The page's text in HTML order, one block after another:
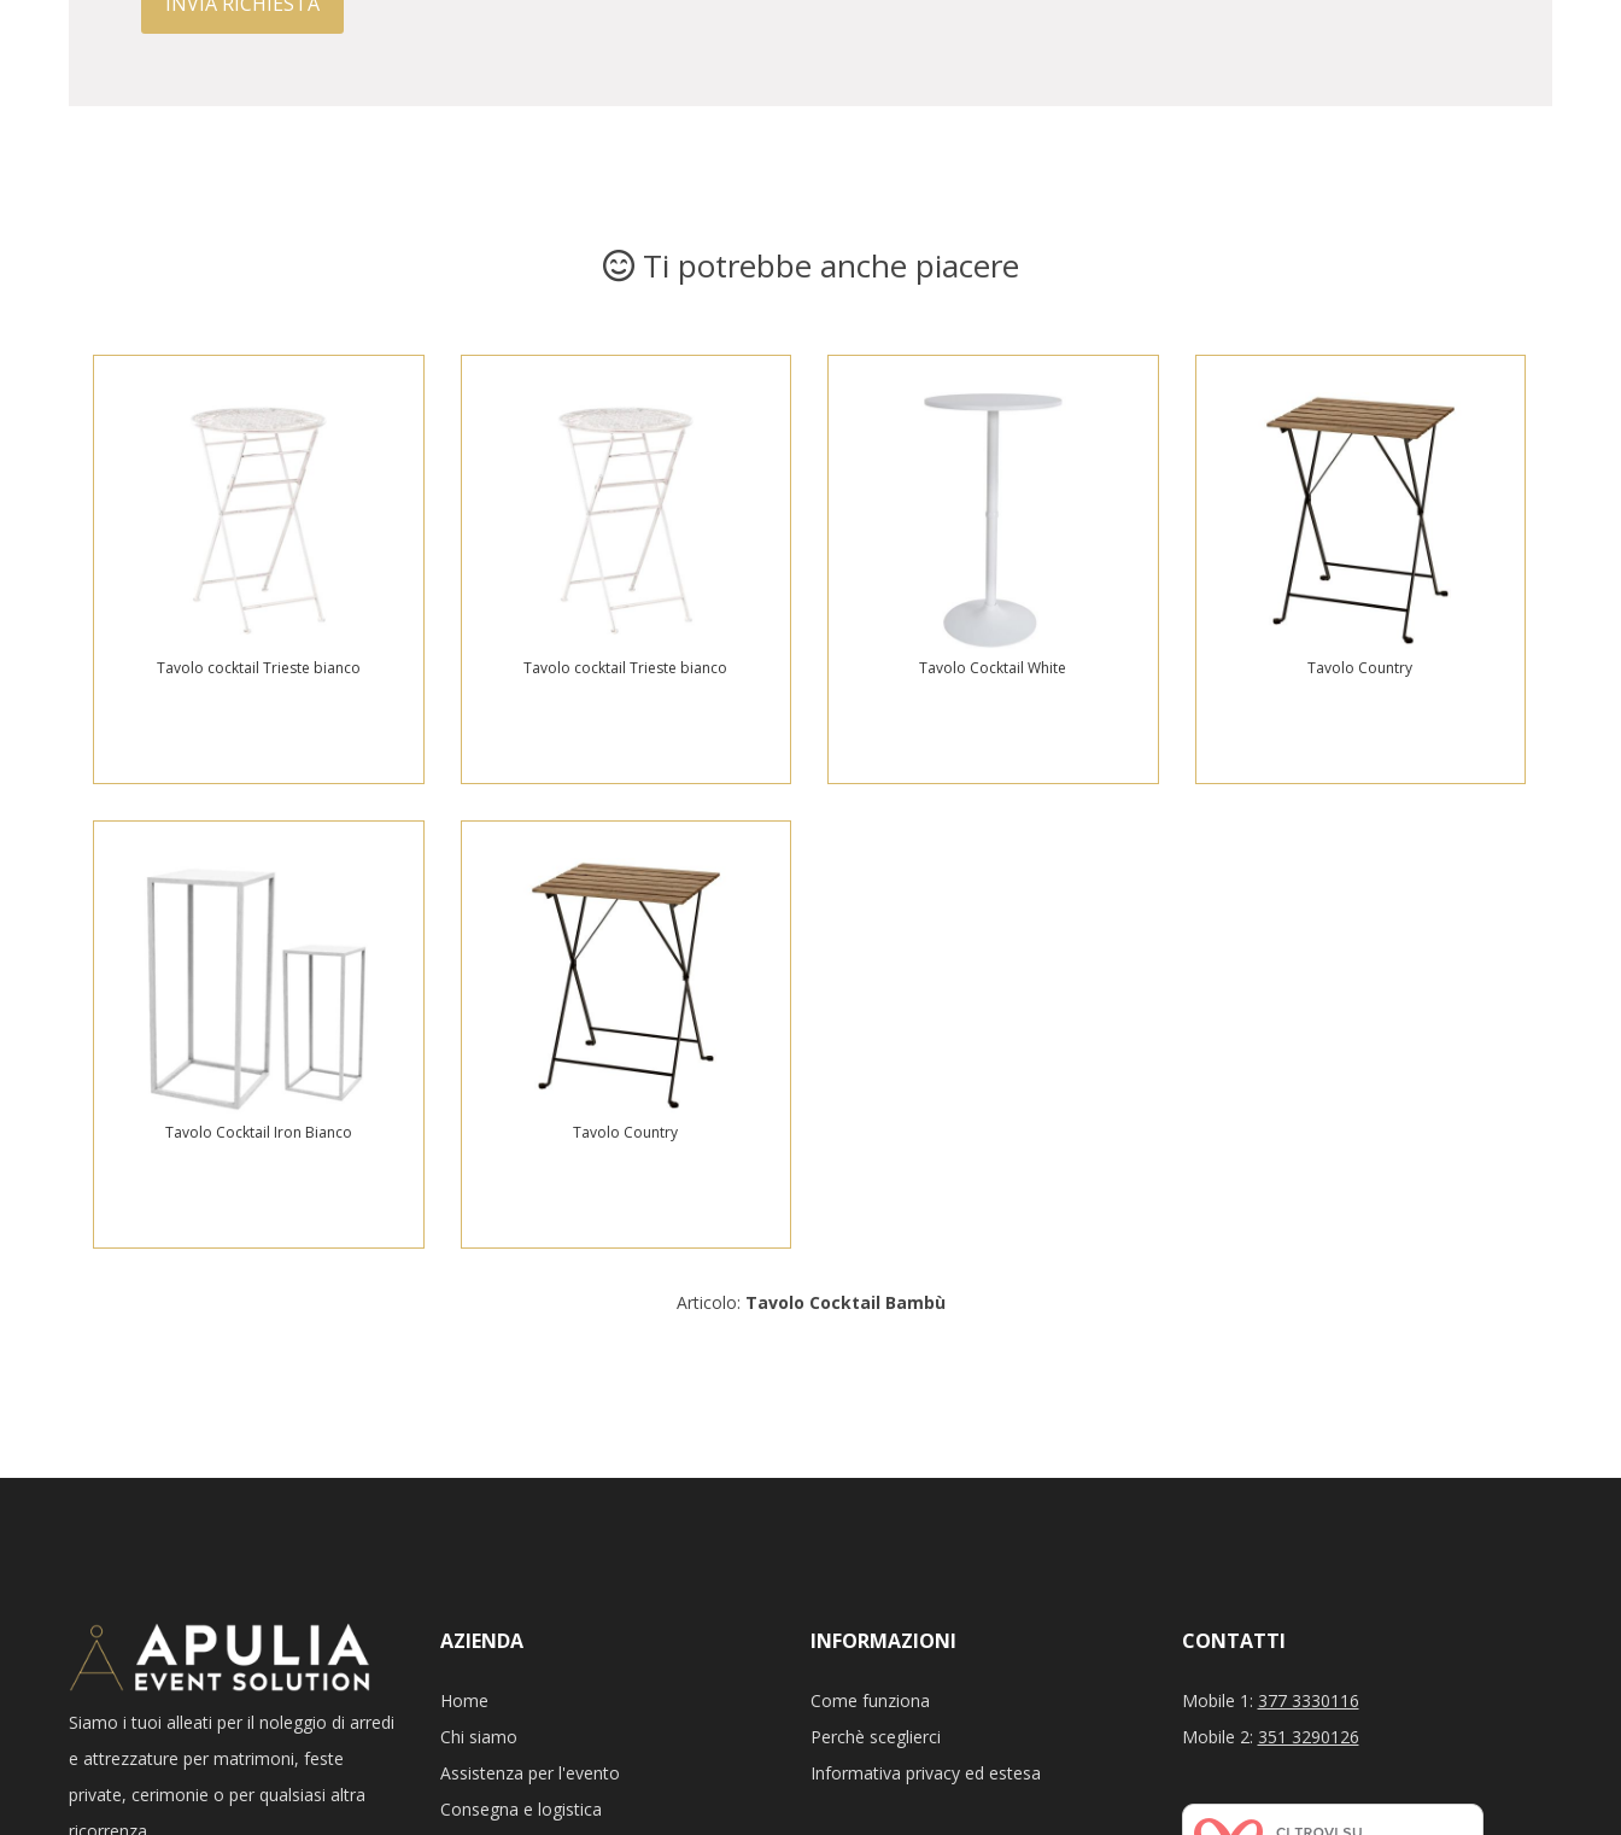
Ti potrebbe anche piacere
Tavolo cocktail Trieste bianco Tavolo cocktail Trieste bianco Tavolo Cocktail White Tavolo Country
Tavolo Cocktail Iron Bianco Tavolo Country
Articolo: Tavolo Cocktail Bambù
Siamo i tuoi alleati per il noleggio di arredi
e attrezzature per matrimoni, feste
private, cerimonie o per qualsiasi altra
ricorrenza
AZIENDA
Home
Chi siamo
Assistenza per l'evento
Consegna e logistica
INFORMAZIONI
Come funziona
Perchè sceglierci
Informativa privacy ed estesa
CONTATTI
Mobile 1: 377 3330116
Mobile 2: 351 3290126